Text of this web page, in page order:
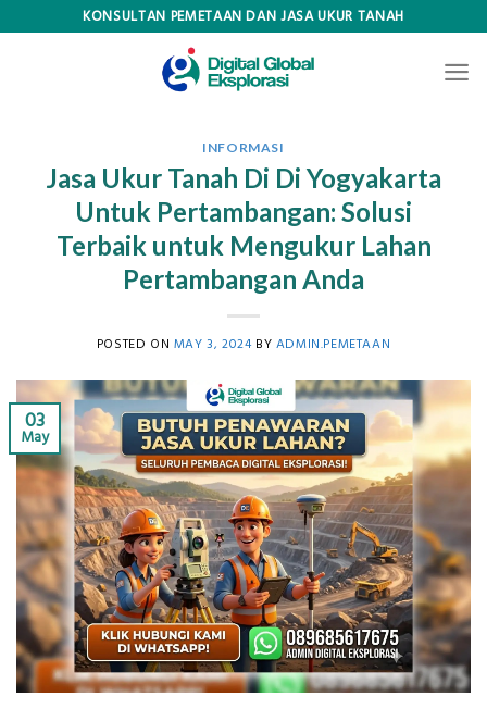
KONSULTAN PEMETAAN DAN JASA UKUR TANAH
INFORMASI
Jasa Ukur Tanah Di Di Yogyakarta
Untuk Pertambangan: Solusi
Terbaik untuk Mengukur Lahan
Pertambangan Anda
POSTED ON MAY 3, 2024BY ADMIN.PEMETAAN
03
May